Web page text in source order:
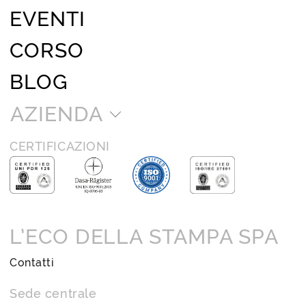
EVENTI
CORSO
BLOG
AZIENDA
CERTIFICAZIONI
L’ECO DELLA STAMPA SPA
Contatti
Sede centrale